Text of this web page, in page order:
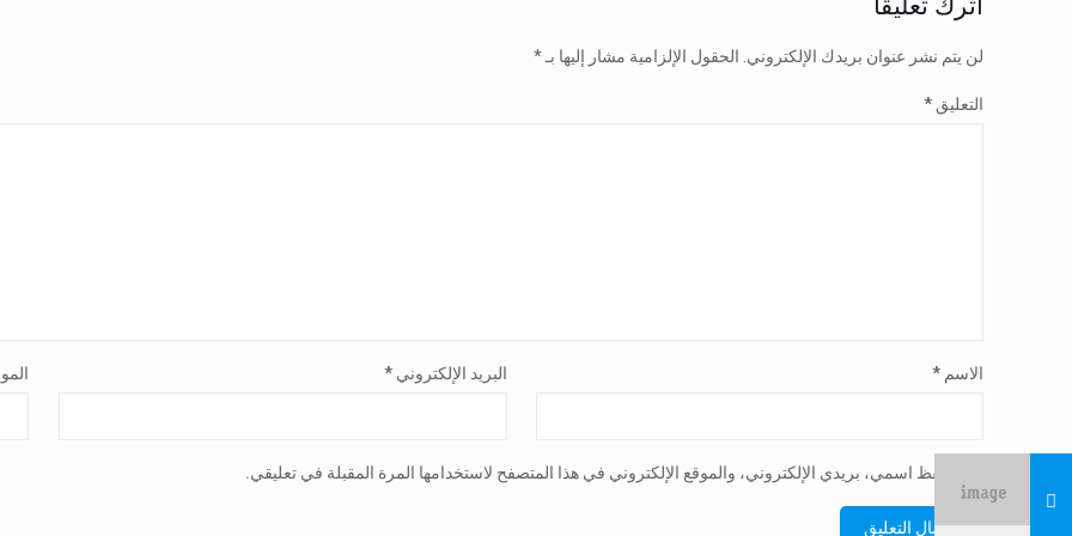
اترك تعليقاً
لن يتم نشر عنوان بريدك الإلكتروني. الحقول الإلزامية مشار إليها بـ*
التعليق *
الاسم * البريد الإلكتروني*
احفظ اسمي، بريدي الإلكتروني، والموقع الإلكتروني في هذا المتصفح لاستخدامها المرة المقبلة في تعليقي.